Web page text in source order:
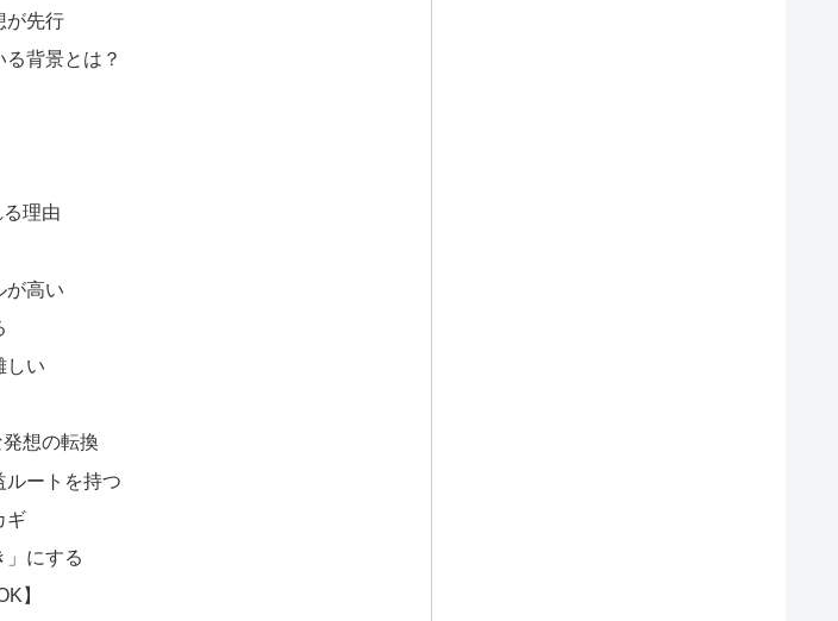
が先行
背景とは？
理由
が高い
しい
想の転換
ルートを持つ
ギ
」にする
】